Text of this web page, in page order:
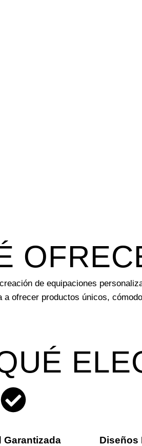
de equipaciones
a ofrecer productos únicos,
Garantizada Diseños